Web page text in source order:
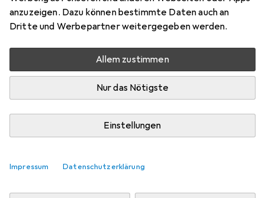
anzuzeigen. Dazu können bestimmte Daten auch an
Dritte und Werbepartner weitergegeben werden.
Allem zustimmen
Nur das Nötigste
Einstellungen
Impressum Datenschutzerklärung
Schneller lieferbar
Angebot fürEUR
447,62
Mehr als 10 Stück an Lager beim Lieferanten
In den Warenkorb